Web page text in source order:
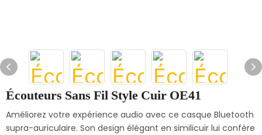
Écouteurs Sans Fil Style Cuir OE41
Améliorez votre expérience audio avec ce casque Bluetooth
supra-auriculaire. Son design élégant en similicuir lui confère